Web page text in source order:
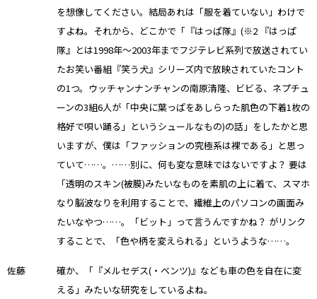
を想像してください。結局あれは「服を着ていない」わけで
すよね。それから、どこかで「『はっぱ隊』(※2 『はっぱ
隊』とは1998年〜2003年までフジテレビ系列で放送されてい
たお笑い番組『笑う犬』シリーズ内で放映されていたコント
の1つ。ウッチャンナンチャンの南原清隆、ビビる、ネプチュ
ーンの3組6人が「中央に葉っぱをあしらった肌色の下着1枚の
格好で唄い踊る」というシュールなもの)の話」をしたかと思
いますが、僕は「ファッションの究極系は裸である」と思っ
ていて……。……別に、何も変な意味ではないですよ？ 要は
「透明のスキン(被膜)みたいなものを素肌の上に着て、スマホ
なり脳波なりを利用することで、繊維上のパソコンの画面み
たいなやつ……。「ビット」って言うんですかね？ がリンク
することで、「色や柄を変えられる」というような……。
佐藤
確か、「『メルセデス(・ベンツ)』なども車の色を自在に変
える」みたいな研究をしているよね。